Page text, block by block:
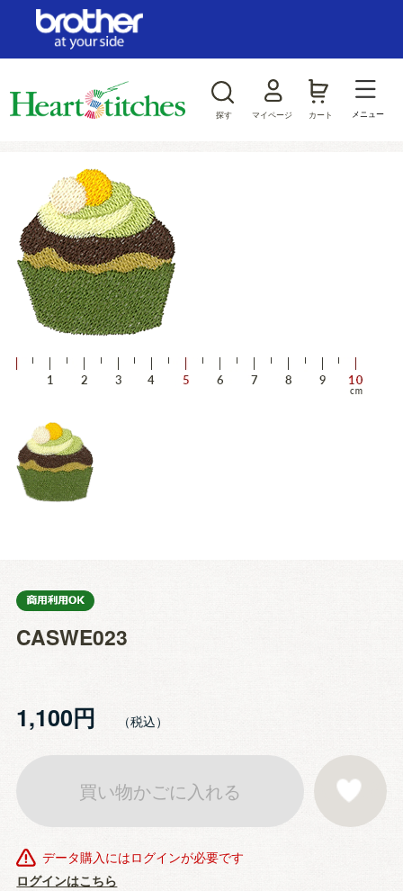
探す マイページ カート メニュー
CASWE023
1,100円
データ購入にはログインが必要です
買い物かごに入れる
ログインはこちら
お気に入りに登
ログイン/新規会員登録
ジャンルから探す